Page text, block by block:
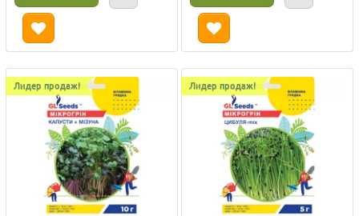
Лидер продаж! Лидер продаж!